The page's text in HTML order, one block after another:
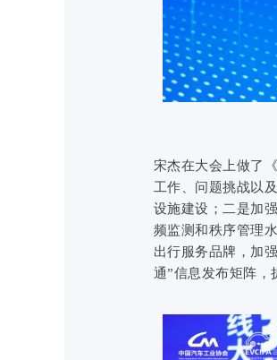
宋杰在大会上做了
工作、问题挑战以
设施建设；二是加
频监测和秩序管理
出行服务品牌，加
通”信息发布矩阵，